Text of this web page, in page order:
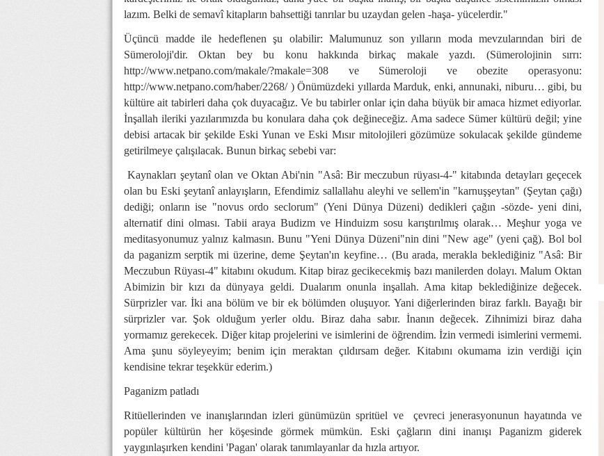
lazım. Belki de semavî kitapların bahsettiği tanrılar bu uzaydan gelen -haşa- yücelerdir."
Üçüncü madde ile hedeflenen şu olabilir: Malumunuz son yılların moda mevzularından biri de
Sümeroloji'dir. Oktan bey bu konu hakkında birkaç makale yazdı. (Sümerolojinin sırrı:
http://www.netpano.com/makale/?makale=308 ve Sümeroloji ve obezite operasyonu:
http://www.netpano.com/haber/2268/) Önümüzdeki yıllarda Marduk, enki, annunaki, niburu… gibi, bu
kültüre ait tabirleri daha çok duyacağız. Ve bu tabirler onlar için daha büyük bir amaca hizmet ediyorlar.
İnşallah ileriki yazılarımızda bu konulara daha çok değineceğiz. Ama sadece Sümer kültürü değil; yine
debisi artacak bir şekilde Eski Yunan ve Eski Mısır mitolojileri gözümüze sokulacak şekilde gündeme
getirilmeye çalışılacak. Bunun birkaç sebebi var:
Kaynakları şeytanî olan ve Oktan Abi'nin "Asâ: Bir meczubun rüyası-4-" kitabında detayları geçecek
olan bu Eski şeytanî anlayışların, Efendimiz sallallahu aleyhi ve sellem'in "karnuşşeytan" (Şeytan çağı)
dediği; onların ise "novus ordo seclorum" (Yeni Dünya Düzeni) dedikleri çağın -sözde- yeni dini,
alternatif dini olması. Tabii araya Budizm ve Hinduizm sosu karıştırılmış olarak… Meşhur yoga ve
meditasyonumuz yalnız kalmasın. Bunu "Yeni Dünya Düzeni"nin dini "New age" (yeni çağ). Bol bol
da paganizm serptik mi üzerine, deme Şeytan'ın keyfine… (Bu arada, merakla beklediğiniz "Asâ: Bir
Meczubun Rüyası-4" kitabını okudum. Kitap biraz gecikecekmiş bazı manilerden dolayı. Malum Oktan
Abimizin bir kızı da dünyaya geldi. Dualarım onunla inşallah. Ama kitap beklediğinize değecek.
Sürprizler var. İki ana bölüm ve bir ek bölümden oluşuyor. Yani diğerlerinden biraz farklı. Bayağı bir
sürprizler var. Şok olduğum yerler oldu. Biraz daha sabır. İnanın değecek. Zihnimizi biraz daha
yormamız gerekecek. Diğer kitap projelerini ve isimlerini de öğrendim. İzin vermedi isimlerini vermemi.
Ama şunu söyleyeyim; benim için meraktan çıldırsam değer. Kitabını okumama izin verdiği için
kendisine tekrar teşekkür ederim.)
Paganizm patladı
Ritüellerinden ve inanışlarından izleri günümüzün spritüel ve çevreci jenerasyonunun hayatında ve
popüler kültürün her köşesinde görmek mümkün. Eski çağların dini inanışı Paganizm giderek
yaygınlaşırken kendini 'Pagan' olarak tanımlayanlar da hızla artıyor.